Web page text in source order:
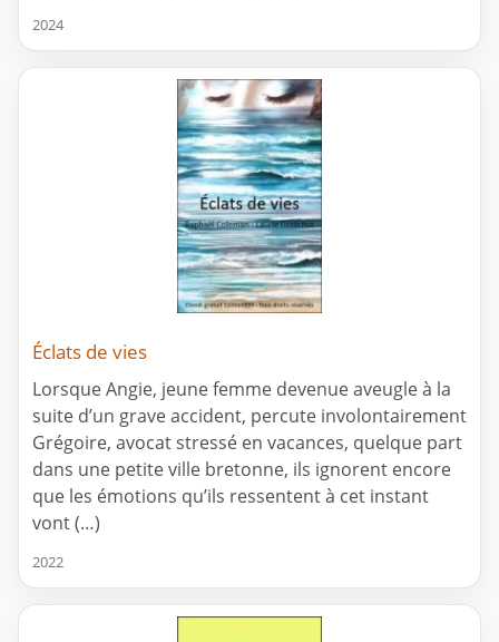
2024
Éclats de vies
Lorsque Angie, jeune femme devenue aveugle à la
suite d’un grave accident, percute involontairement
Grégoire, avocat stressé en vacances, quelque part
dans une petite ville bretonne, ils ignorent encore
que les émotions qu’ils ressentent à cet instant
vont (…)
2022